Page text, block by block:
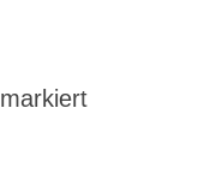
markiert